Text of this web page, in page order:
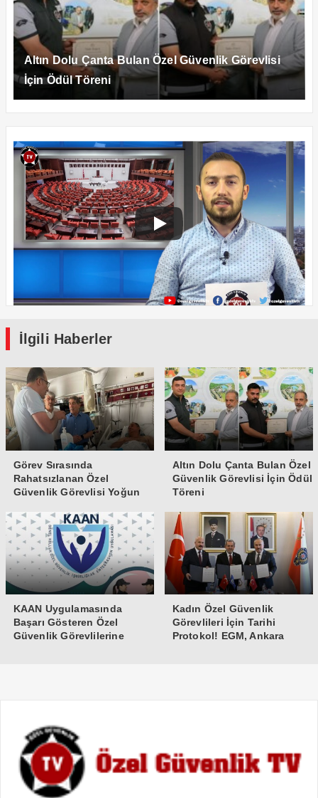
Altın Dolu Çanta Bulan Özel Güvenlik Görevlisi
İçin Ödül Töreni
İlgili Haberler
Görev Sırasında
Rahatsızlanan Özel
Güvenlik Görevlisi Yoğun
Altın Dolu Çanta Bulan Özel
Güvenlik Görevlisi İçin Ödül
Töreni
KAAN Uygulamasında
Başarı Gösteren Özel
Güvenlik Görevlilerine
Kadın Özel Güvenlik
Görevlileri İçin Tarihi
Protokol! EGM, Ankara